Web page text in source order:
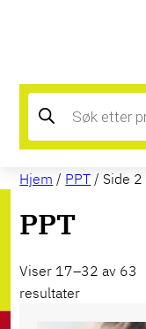
Products
search
Hjem / PPT / Side 2
PPT
Viser 17–32 av 63
resultater